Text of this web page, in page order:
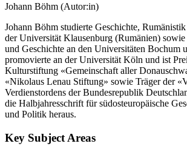
Johann Böhm (Autor:in)
Johann Böhm studierte Geschichte,
der Universität Klausenburg (Rumänien)
und Geschichte an den Universitäten Bochum
promovierte an der Universität Köln und ist
Kulturstiftung «Gemeinschaft aller
«Nikolaus Lenau Stiftung» sowie Träger der
Verdienstordens der Bundesrepublik
die Halbjahresschrift für südosteuropäische
und Politik heraus.
Key Subject Areas